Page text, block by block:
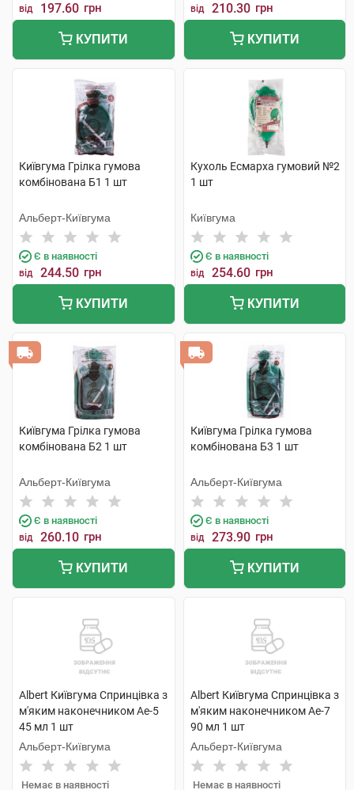
від 197.60 грн
КУПИТИ
від 210.30 грн
КУПИТИ
Київгума Грілка гумова
комбінована Б1 1 шт
Альберт-Київгума
Є в наявності
від 244.50 грн
КУПИТИ
Кухоль Есмарха гумовий №2
1 шт
Київгума
Є в наявності
від 254.60 грн
КУПИТИ
Київгума Грілка гумова
комбінована Б2 1 шт
Альберт-Київгума
Є в наявності
від 260.10 грн
КУПИТИ
Київгума Грілка гумова
комбінована Б3 1 шт
Альберт-Київгума
Є в наявності
від 273.90 грн
КУПИТИ
Albert Київгума Спринцівка з
м'яким наконечником Ае-5
45 мл 1 шт
Альберт-Київгума
Немає в наявності
Albert Київгума Спринцівка з
м'яким наконечником Ае-7
90 мл 1 шт
Альберт-Київгума
Немає в наявності